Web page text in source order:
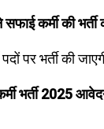
कर्मी की भर्ती
पर भर्ती की
भर्ती 2025